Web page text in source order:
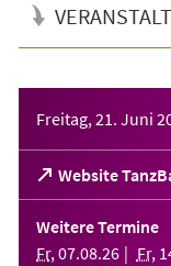
Freitag, 21. Juni
Website
(Öffnet
in
einem
neuen
Weitere Termine
Fr, 07.08.26 Fr,